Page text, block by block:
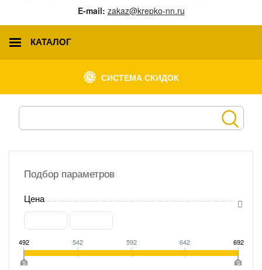
E-mail: zakaz@krepko-nn.ru
КАТАЛОГ
СИСТЕМА СКИДОК
Подбор параметров
Цена
492 542 592 642 692